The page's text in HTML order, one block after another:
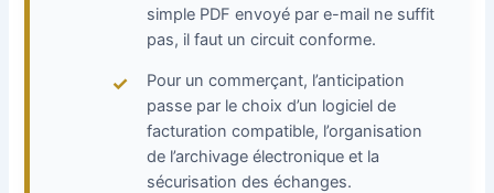
simple PDF envoyé par e-mail ne suffit
pas, il faut un circuit conforme.
Pour un commerçant, l’anticipation
passe par le choix d’un logiciel de
facturation compatible, l’organisation
de l’archivage électronique et la
sécurisation des échanges.